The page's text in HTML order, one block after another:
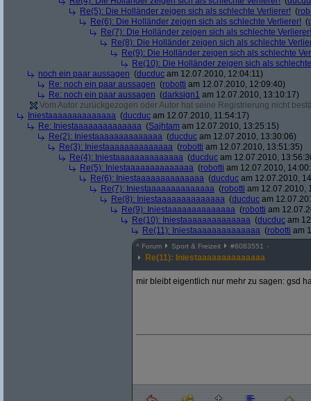
Re(5): Die Holländer zeigen sich als schlechte Verlierer! (
Re(6): Die Holländer zeigen sich als schlechte Verlierer! (
Re(7): Die Holländer zeigen sich als schlechte Verlierer!
Re(8): Die Holländer zeigen sich als schlechte
Re(9): Die Holländer zeigen sich als schlechte
Re(10): Die Holländer zeigen sich als
noch ein paar aussagen (ducduc am 12.07.2010, 12:04:11)
Re: noch ein paar aussagen (robotti am 12.07.2010, 12:09:40)
Re: noch ein paar aussagen (darksign1 am 12.07.2010, 13:10:17)
Vom Autor zurückgezogen oder Autor hat seine Registrierung nicht
Iniestaaaaaaaaaaaaaa (ducduc am 12.07.2010, 11:54:17)
Re: Iniestaaaaaaaaaaaaaa (Sajhtam am 12.07.2010, 13:25:15)
Re(2): Iniestaaaaaaaaaaaaaa (ducduc am 12.07.2010, 13:30:06)
Re(3): Iniestaaaaaaaaaaaaaa (robotti am 12.07.2010, 13:51:35)
Re(4): Iniestaaaaaaaaaaaaaa (ducduc am 12.07.2010,
Re(5): Iniestaaaaaaaaaaaaaa (robotti am 12.07.2010,
Re(6): Iniestaaaaaaaaaaaaaa (ducduc am 12.07.2010,
Re(7): Iniestaaaaaaaaaaaaaa (robotti am 12.07.2010,
Re(8): Iniestaaaaaaaaaaaaaa (ducduc am
Re(9): Iniestaaaaaaaaaaaaaa (robotti am
Re(10): Iniestaaaaaaaaaaaaaa (ducduc am
Re(11): Iniestaaaaaaaaaaaaaa (robotti am
^ Forum Sport & Freizeit #6083551
Re(11): Iniestaaaaaaaaaaaaaa
mir bleibt eigentlich nur mehr zu sagen: gsd